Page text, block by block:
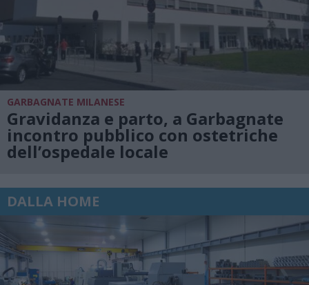
GARBAGNATE MILANESE
Gravidanza e parto, a Garbagnate
incontro pubblico con ostetriche
dell’ospedale locale
DALLA HOME